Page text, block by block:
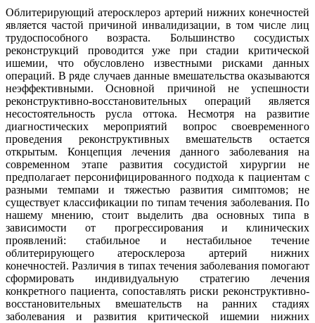
Облитерирующий атеросклероз артерий нижних конечностей
является частой причиной инвалидизации, в том числе лиц
трудоспособного возраста. Большинство сосудистых
реконструкций проводится уже при стадии критической
ишемии, что обусловлено известными рисками данных
операций. В ряде случаев данные вмешательства оказываются
неэффективными. Основной причиной не успешности
реконструктивно-восстановительных операций является
несостоятельность русла оттока. Несмотря на развитие
диагностических мероприятий вопрос своевременного
проведения реконструктивных вмешательств остается
открытым. Концепция лечения данного заболевания на
современном этапе развития сосудистой хирургии не
предполагает персонифицированного подхода к пациентам с
разными темпами и тяжестью развития симптомов; не
существует классификации по типам течения заболевания. По
нашему мнению, стоит выделить два основных типа в
зависимости от прогрессирования и клинических
проявлений: стабильное и нестабильное течение
облитерирующего атеросклероза артерий нижних
конечностей. Различия в типах течения заболевания помогают
сформировать индивидуальную стратегию лечения
конкретного пациента, сопоставлять риски реконструктивно-
восстановительных вмешательств на ранних стадиях
заболевания и развития критической ишемии нижних